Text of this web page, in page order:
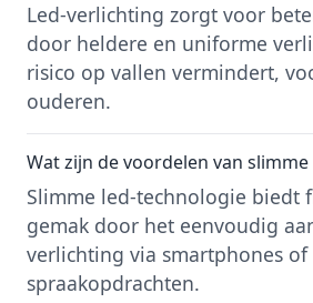
Led-verlichting zorgt voor
door heldere en uniforme
risico op vallen vermindert,
ouderen.
Wat zijn de voordelen van
Slimme led-technologie biedt
gemak door het eenvoudig
verlichting via smartphones of
spraakopdrachten.